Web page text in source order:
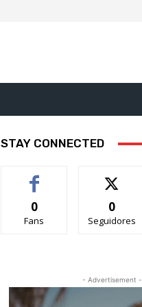
STAY CONNECTED
0
Fans
0
Seguidores
- Advertisement -